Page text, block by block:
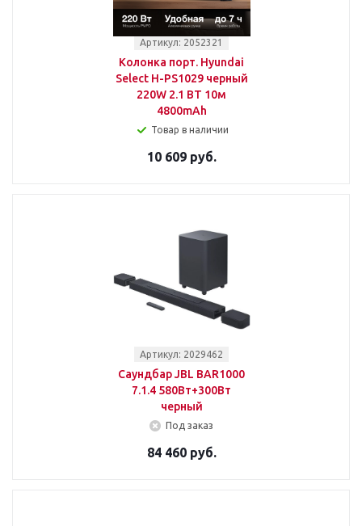
Артикул: 2052321
Колонка порт. Hyundai
Select H-PS1029 черный
220W 2.1 BT 10м
4800mAh
Товар в наличии
10 609 руб.
Артикул: 2029462
Саундбар JBL BAR1000
7.1.4 580Вт+300Вт
черный
Под заказ
84 460 руб.